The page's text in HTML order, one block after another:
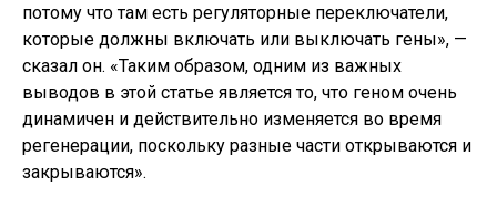
потому что там есть регуляторные переключатели,
которые должны включать или выключать гены», —
сказал он. «Таким образом, одним из важных
выводов в этой статье является то, что геном очень
динамичен и действительно изменяется во время
регенерации, поскольку разные части открываются и
закрываются».